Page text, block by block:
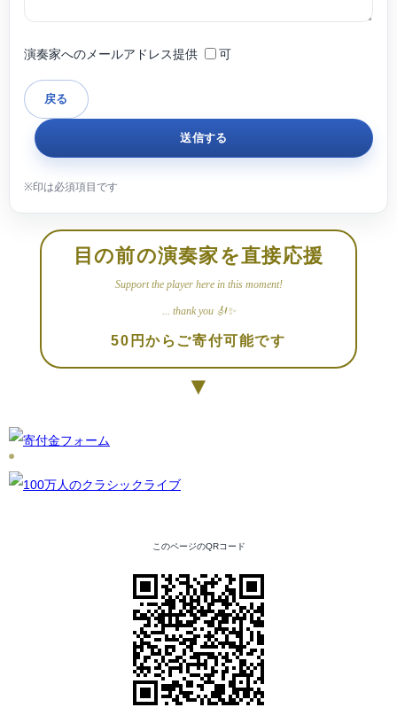
演奏家へのメールアドレス提供 可
目の前の演奏家を直接応援
Support the player here in this moment!
... thank you 🎻✨
50円からご寄付可能です
▼
このページのQRコード